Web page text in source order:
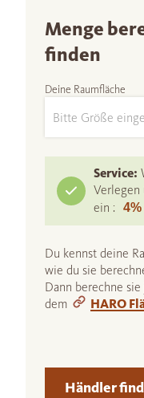
Menge
finden
Deine Raumfläche
Service:
ein :
Du kennst deine
wie du sie
Dann berechne
dem
HARO
Händler